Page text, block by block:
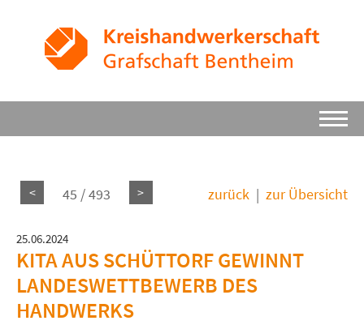
< 45 / 493 > zurück | zur Übersicht
25.06.2024
KITA AUS SCHÜTTORF GEWINNT
LANDESWETTBEWERB DES
HANDWERKS